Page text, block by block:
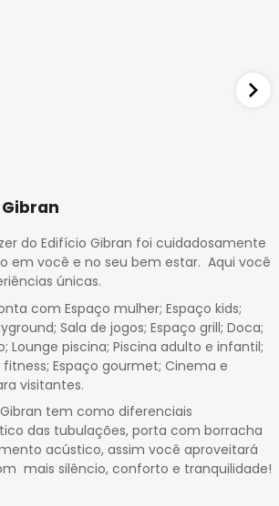
do Edifício Gibran foi cuidadosamente
em você e no seu bem estar. Aqui você
únicas.
com Espaço mulher; Espaço kids;
Sala de jogos; Espaço grill; Doca;
Lounge piscina; Piscina adulto e infantil;
fitness; Espaço gourmet; Cinema e
visitantes.
tem como diferenciais
das tubulações, porta com borracha
acústico, assim você aproveitará
mais silêncio, conforto e tranquilidade!